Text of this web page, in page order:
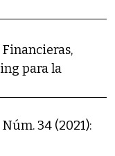
para la
34 (2021):